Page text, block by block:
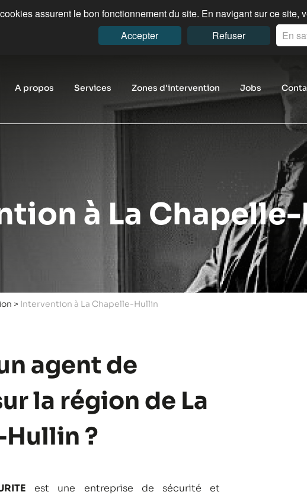
assurent le bon fonctionnement du site. En navigant sur ce site,
Accepter
Refuser En
A propos Services Zones d'intervention Jobs
à La
> Intervention à La Chapelle-Hullin
agent de
la région de La
?
est une entreprise de sécurité et